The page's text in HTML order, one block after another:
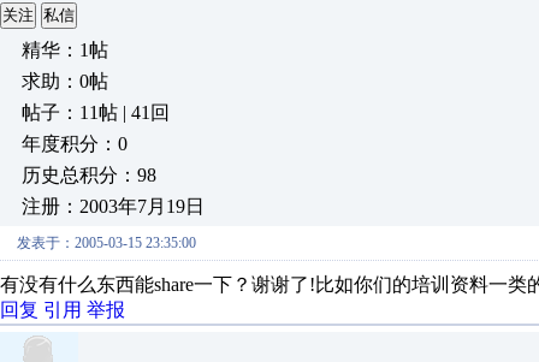
关注 私信
精华：1帖
求助：0帖
帖子：11帖 | 41回
年度积分：0
历史总积分：98
注册：2003年7月19日
发表于：2005-03-15 23:35:00
有没有什么东西能share一下？谢谢了!比如你们的培训资料一
回复 引用 举报